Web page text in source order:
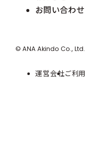
お問い合わせ
© ANA Akindo Co.,
運営会社ご利